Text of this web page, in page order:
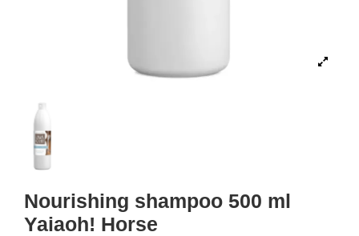
Nourishing shampoo 500 ml
Yaiaoh! Horse